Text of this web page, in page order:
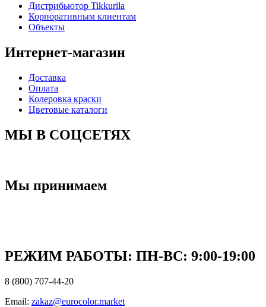
Дистрибьютор Tikkurila
Корпоративным клиентам
Объекты
Интернет-магазин
Доставка
Оплата
Колеровка краски
Цветовые каталоги
МЫ В СОЦСЕТЯХ
Мы принимаем
РЕЖИМ РАБОТЫ: ПН-ВC: 9:00-19:00
8 (800) 707-44-20
Email: zakaz@eurocolor.market